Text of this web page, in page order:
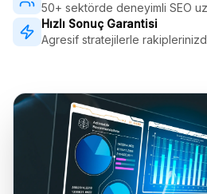
50+ sektörde deneyimli SEO
Hızlı Sonuç Garantisi
Agresif stratejilerle